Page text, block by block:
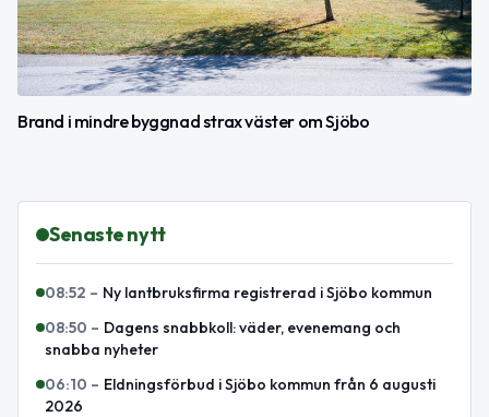
Brand i mindre byggnad strax väster om Sjöbo
Senaste nytt
08:52 – Ny lantbruksfirma registrerad i Sjöbo kommun
08:50 – Dagens snabbkoll: väder, evenemang och
snabba nyheter
06:10 – Eldningsförbud i Sjöbo kommun från 6 augusti
2026